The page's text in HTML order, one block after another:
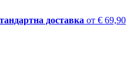
доставка от € 69,90